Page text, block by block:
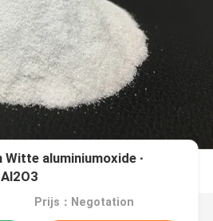
aluminiumoxide ∙
Prijs：Negotation